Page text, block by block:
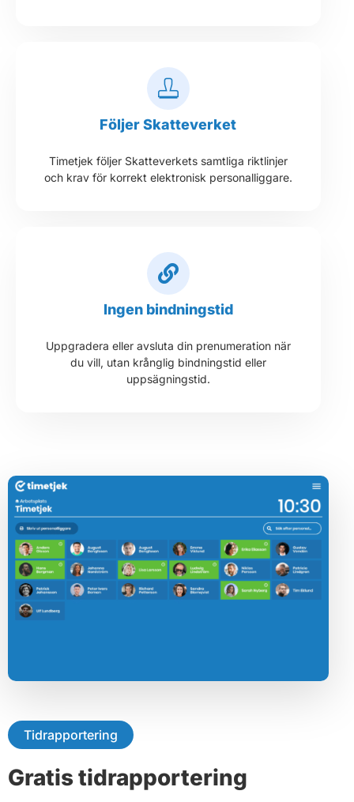
Följer Skatteverket
Timetjek följer Skatteverkets samtliga riktlinjer
och krav för korrekt elektronisk personalliggare.
Ingen bindningstid
Uppgradera eller avsluta din prenumeration när
du vill, utan krånglig bindningstid eller
uppsägningstid.
Tidrapportering
Gratis tidrapportering